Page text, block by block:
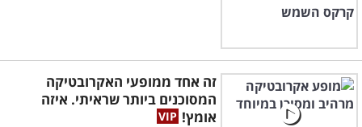
זה אחד ממופעי האקרובטיקה
המסוכנים ביותר שראיתי. איזה
אומץ!